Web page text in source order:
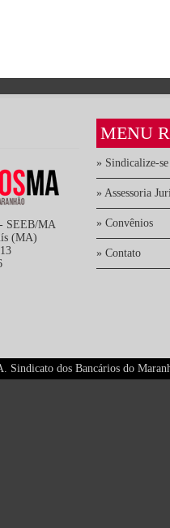
- SEEB/MA
(MA)
MENU
» Sindicalize-se
» Assessoria
» Convênios
» Contato
Sindicato dos Bancários do